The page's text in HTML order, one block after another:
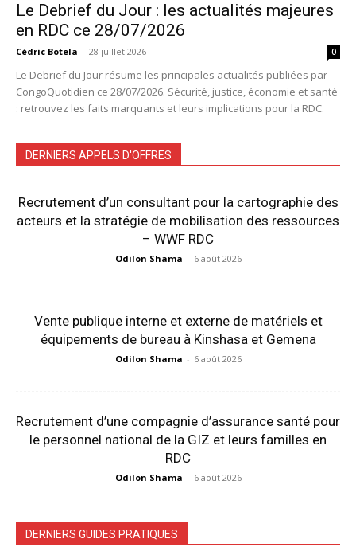
Le Debrief du Jour : les actualités majeures
en RDC ce 28/07/2026
Cédric Botela - 28 juillet 2026 0
Le Debrief du Jour résume les principales actualités publiées par
CongoQuotidien ce 28/07/2026. Sécurité, justice, économie et santé
: retrouvez les faits marquants et leurs implications pour la RDC.
DERNIERS APPELS D'OFFRES
Recrutement d’un consultant pour la cartographie des
acteurs et la stratégie de mobilisation des ressources
– WWF RDC
Odilon Shama - 6 août 2026
Vente publique interne et externe de matériels et
équipements de bureau à Kinshasa et Gemena
Odilon Shama - 6 août 2026
Recrutement d’une compagnie d’assurance santé pour
le personnel national de la GIZ et leurs familles en
RDC
Odilon Shama - 6 août 2026
DERNIERS GUIDES PRATIQUES